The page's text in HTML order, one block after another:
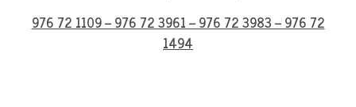
976 72 1109 – 976 72 3961 – 976 72 3983 – 976 72
1494